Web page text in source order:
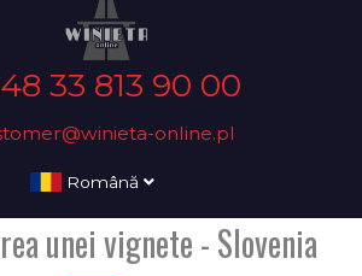
33 813 90 00
online.pl
Română
unei vignete - Slovenia